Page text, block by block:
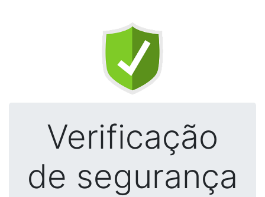
Verificação
de segurança